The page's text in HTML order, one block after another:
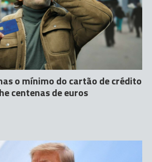
o mínimo do cartão de crédito
centenas de euros